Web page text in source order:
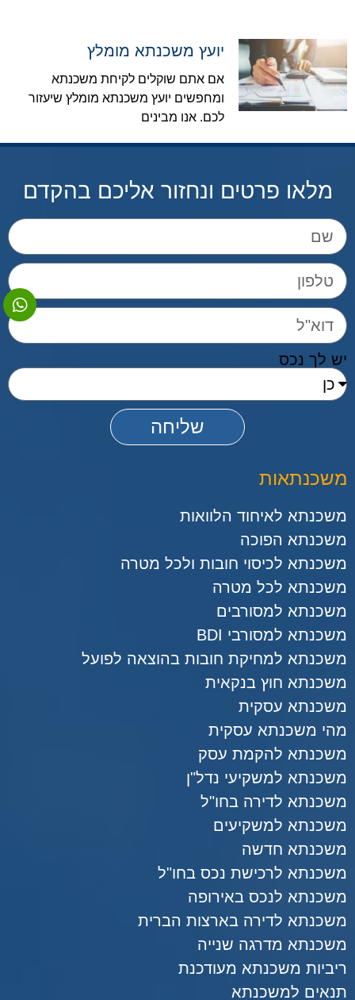
יועץ משכנתא מומלץ
אם אתם שוקלים לקיחת משכנתא
ומחפשים יועץ משכנתא מומלץ שיעזור
לכם. אנו מבינים
מלאו פרטים ונחזור אליכם בהקדם
יש לך נכס
שליחה
משכנתאות
משכנתא לאיחוד הלוואות
משכנתא הפוכה
משכנתא לכיסוי חובות ולכל מטרה
משכנתא לכל מטרה
משכנתא למסורבים
משכנתא למסורבי BDI
משכנתא למחיקת חובות בהוצאה לפועל
משכנתא חוץ בנקאית
משכנתא עסקית
מהי משכנתא עסקית
משכנתא להקמת עסק
משכנתא למשקיעי נדל"ן
משכנתא לדירה בחו"ל
משכנתא למשקיעים
משכנתא חדשה
משכנתא לרכישת נכס בחו"ל
משכנתא לנכס באירופה
משכנתא לדירה בארצות הברית
משכנתא מדרגה שנייה
ריביות משכנתא מעודכנת
תנאים למשכנתא